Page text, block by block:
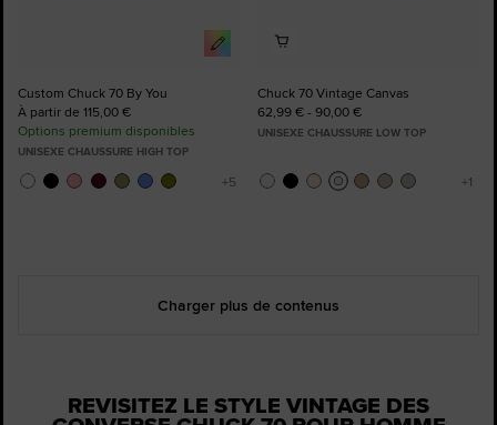
Custom Chuck 70 By You
À partir de 115,00 €
Options premium disponibles
UNISEXE CHAUSSURE HIGH TOP
Chuck 70 Vintage Canvas
62,99 € - 90,00 €
UNISEXE CHAUSSURE LOW TOP
Charger plus de contenus
REVISITEZ LE STYLE VINTAGE DES